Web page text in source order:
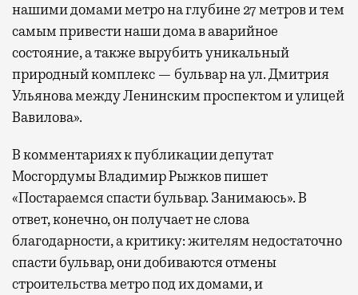
нашими домами метро на глубине 27 метров и тем
самым привести наши дома в аварийное
состояние, а также вырубить уникальный
природный комплекс — бульвар на ул. Дмитрия
Ульянова между Ленинским проспектом и улицей
Вавилова».
В комментариях к публикации депутат
Мосгордумы Владимир Рыжков пишет
«Постараемся спасти бульвар. Занимаюсь». В
ответ, конечно, он получает не слова
благодарности, а критику: жителям недостаточно
спасти бульвар, они добиваются отмены
строительства метро под их домами, и